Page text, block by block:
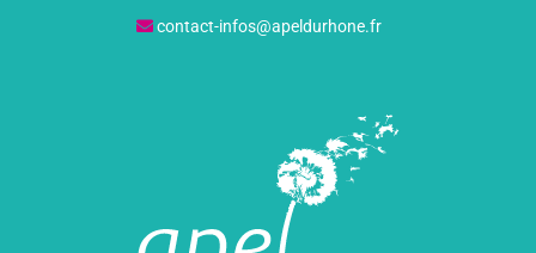
contact-infos@apeldurhone.fr